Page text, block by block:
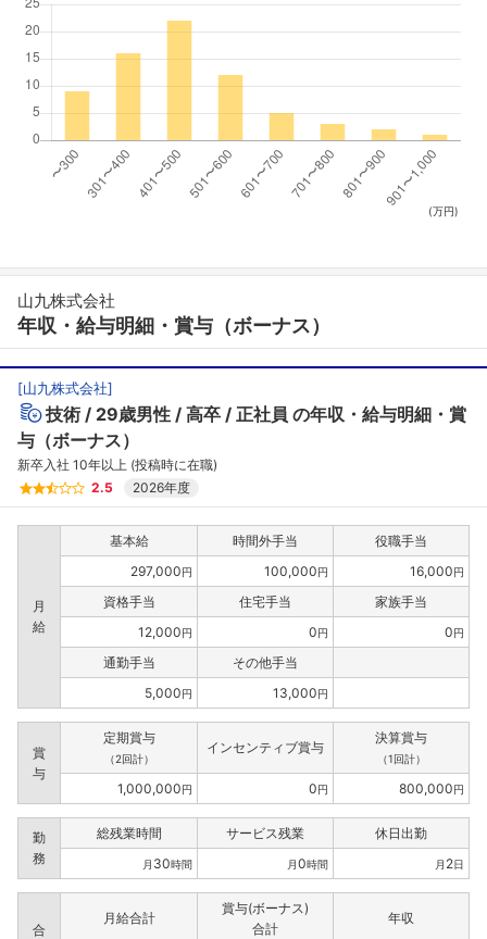
(万円)
山九株式会社
年収・給与明細・賞与（ボーナス）
[山九株式会社]
技術 29歳男性 高卒 正社員 の年収・給与明細・賞
与（ボーナス）
新卒入社 10年以上 (投稿時に在職)
2.5
2026年度
月
給
基本給 時間外手当
役職手当
297,000円 100,000円 16,000円
資格手当 住宅手当
家族手当
12,000円 0円 0円
通勤手当
その他手当
5,000円 13,000円
賞
与
定期賞与
（2回計）
インセンティブ賞与
決算賞与
（1回計）
1,000,000円 0円 800,000円
勤
務
総残業時間 サービス残業 休日出勤
月 30時間 月0時間 月 2日
合
月給合計
賞与(ボーナス)
合計
年収